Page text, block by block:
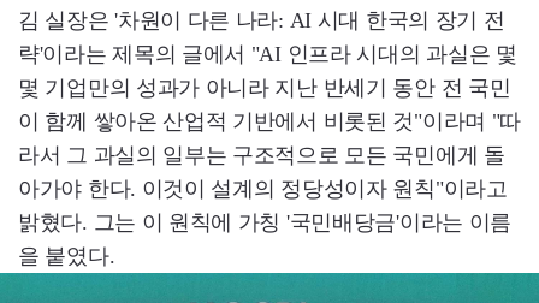
김 실장은 '차원이 다른 나라: AI 시대 한국의 장기 전
략'이라는 제목의 글에서 "AI 인프라 시대의 과실은 몇
몇 기업만의 성과가 아니라 지난 반세기 동안 전 국민
이 함께 쌓아온 산업적 기반에서 비롯된 것"이라며 "따
라서 그 과실의 일부는 구조적으로 모든 국민에게 돌
아가야 한다. 이것이 설계의 정당성이자 원칙"이라고
밝혔다. 그는 이 원칙에 가칭 '국민배당금'이라는 이름
을 붙였다.